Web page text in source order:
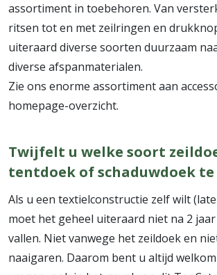
assortiment in toebehoren. Van
ritsen tot en met zeilringen en
uiteraard diverse soorten duurzaam
diverse afspanmaterialen.
Zie ons enorme assortiment aan
homepage-overzicht.
Twijfelt u welke soort
tentdoek of schaduwdoek te
Als u een textielconstructie zelf wilt
moet het geheel uiteraard niet na 2
vallen. Niet vanwege het zeildoek en
naaigaren. Daarom bent u altijd